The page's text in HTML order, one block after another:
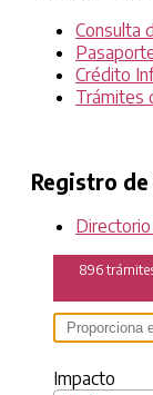
Consulta
Crédito
Trámites
Registro
896
Impacto